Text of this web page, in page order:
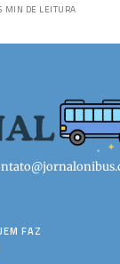
MIN DE LEITURA
FAZ